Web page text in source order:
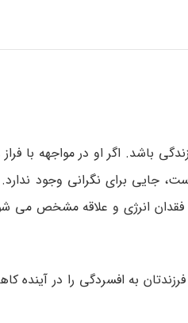
باشد. اگر او در مواجهه با
جایی برای نگرانی وجود
انرژی و علاقه مشخص می­
به افسردگی را در آینده